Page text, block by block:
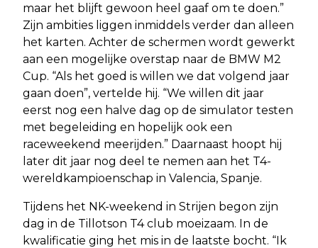
maar het blijft gewoon heel gaaf om te doen.”
Zijn ambities liggen inmiddels verder dan alleen
het karten. Achter de schermen wordt gewerkt
aan een mogelijke overstap naar de BMW M2
Cup. “Als het goed is willen we dat volgend jaar
gaan doen”, vertelde hij. “We willen dit jaar
eerst nog een halve dag op de simulator testen
met begeleiding en hopelijk ook een
raceweekend meerijden.” Daarnaast hoopt hij
later dit jaar nog deel te nemen aan het T4-
wereldkampioenschap in Valencia, Spanje.
Tijdens het NK-weekend in Strijen begon zijn
dag in de Tillotson T4 club moeizaam. In de
kwalificatie ging het mis in de laatste bocht. “Ik